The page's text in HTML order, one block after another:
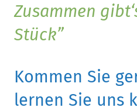
Zusammen
Stück
Kommen Sie
lernen Sie uns